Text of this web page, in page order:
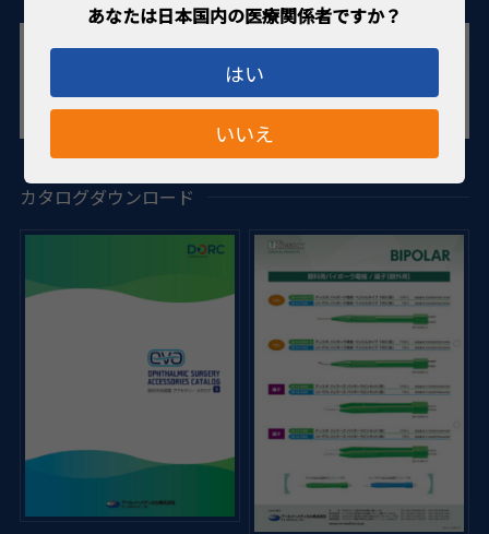
はい
いいえ
カタログダウンロード